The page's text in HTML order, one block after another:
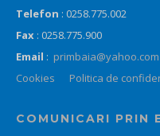
Telefon : 0258.775.002
Fax : 0258.775.900
Email : primbaia@yahoo.com
Cookies
Politica de
COMUNICARI PRIN